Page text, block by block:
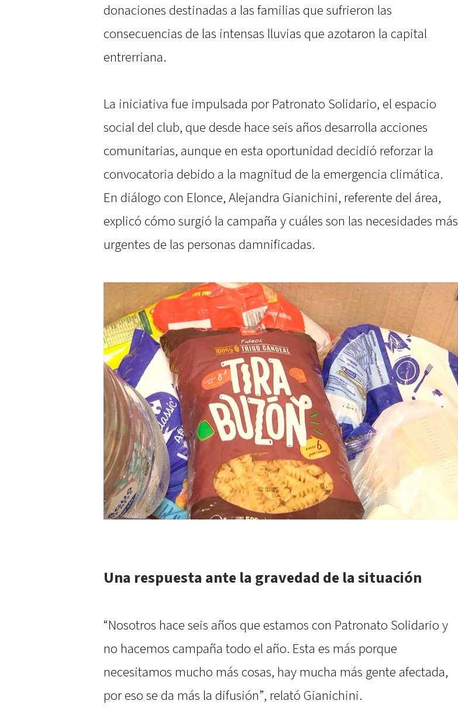
donaciones destinadas a las familias que sufrieron las
consecuencias de las intensas lluvias que azotaron la capital
entrerriana.
La iniciativa fue impulsada por Patronato Solidario, el espacio
social del club, que desde hace seis años desarrolla acciones
comunitarias, aunque en esta oportunidad decidió reforzar la
convocatoria debido a la magnitud de la emergencia climática.
En diálogo con Elonce, Alejandra Gianichini, referente del área,
explicó cómo surgió la campaña y cuáles son las necesidades más
urgentes de las personas damnificadas.
Una respuesta ante la gravedad de la situación
“Nosotros hace seis años que estamos con Patronato Solidario y
no hacemos campaña todo el año. Esta es más porque
necesitamos mucho más cosas, hay mucha más gente afectada,
por eso se da más la difusión”, relató Gianichini.